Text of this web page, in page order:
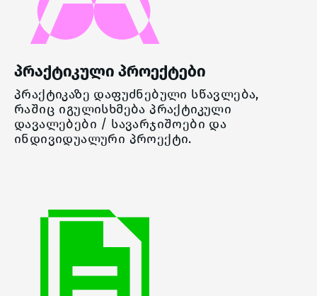
პრაქტიკული პროექტები
პრაქტიკაზე დაფუძნებული სწავლება,
რაშიც იგულისხმება პრაქტიკული
დავალებები / სავარჯიშოები და
ინდივიდუალური პროექტი.